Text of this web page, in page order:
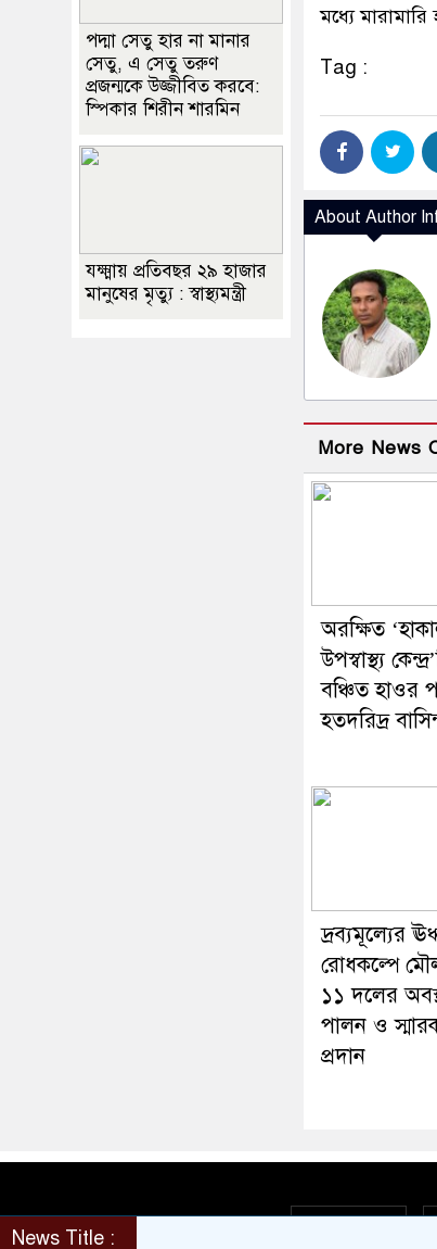
মধ্যে
Tag :
About Author
More News
অরক্ষিত
উপস্বাস্থ্য
বঞ্চিত হাওর
হতদরিদ্র
দ্রব্যমূল্যের
রোধকল্পে
১১ দলের
পালন ও
প্রদান
পদ্মা সেতু হার না মানার
সেতু, এ সেতু তরুণ
প্রজন্মকে উজ্জীবিত করবে:
স্পিকার শিরীন শারমিন
যক্ষ্মায় প্রতিবছর ২৯ হাজার
মানুষের মৃত্যু : স্বাস্থ্যমন্ত্রী
News Title :